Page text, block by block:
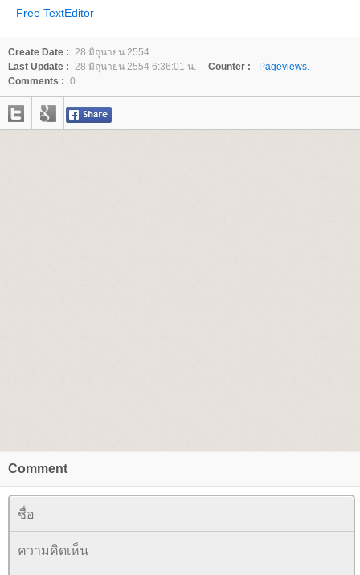
Free TextEditor
Create Date : 28 มิถุนายน 2554
Last Update : 28 มิถุนายน 2554 6:36:01 น. Counter :
Pageviews.
Comments : 0
Comment